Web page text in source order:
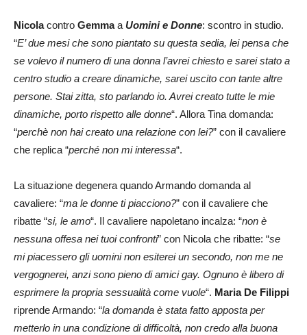
Nicolacontro Gemmaa Uomini e Donne: scontro in studio.
“E’ due mesi che sono piantato su questa sedia, lei pensa che
se volevo il numero di una donna l’avrei chiesto e sarei stato a
centro studio a creare dinamiche, sarei uscito con tante altre
persone. Stai zitta, sto parlando io. Avrei creato tutte le mie
dinamiche, porto rispetto alle donne“. Allora Tina domanda:
“perchè non hai creato una relazione con lei?” con il cavaliere
che replica “perché non mi interessa“.
La situazione degenera quando Armando domanda al
cavaliere: “ma le donne ti piacciono?” con il cavaliere che
ribatte “si, le amo“. Il cavaliere napoletano incalza: “non è
nessuna offesa nei tuoi confronti” con Nicola che ribatte: “se
mi piacessero gli uomini non esiterei un secondo, non me ne
vergognerei, anzi sono pieno di amici gay. Ognuno è libero di
esprimere la propria sessualità come vuole“. Maria De Filippi
riprende Armando: “la domanda è stata fatto apposta per
metterlo in una condizione di difficoltà, non credo alla buona